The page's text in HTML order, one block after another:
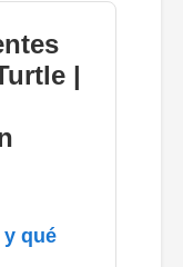
|
qué